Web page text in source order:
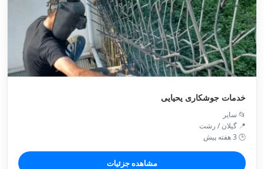
خدمات جوشکاری یحیایی
📂 سایر
📍 گیلان / رشت
🕒 3 هفته پیش
مشاهده جزئیات